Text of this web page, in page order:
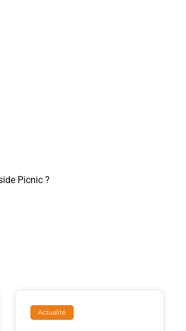
Picnic ?
Actualité